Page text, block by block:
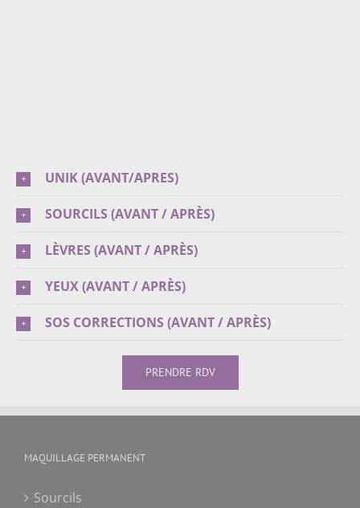
UNIK (AVANT/APRES)
SOURCILS (AVANT / APRÈS)
LÈVRES (AVANT / APRÈS)
YEUX (AVANT / APRÈS)
SOS CORRECTIONS (AVANT / APRÈS)
PRENDRE RDV
MAQUILLAGE PERMANENT
Sourcils